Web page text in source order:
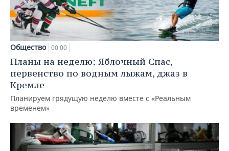
Общество 00:00
Планы на неделю: Яблочный Спас,
первенство по водным лыжам, джаз в
Кремле
Планируем грядущую неделю вместе с «Реальным
временем»